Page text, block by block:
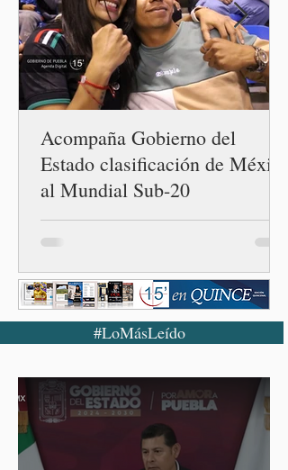
Acompaña Gobierno del
Estado clasificación de México
al Mundial Sub-20
#LoMásLeído